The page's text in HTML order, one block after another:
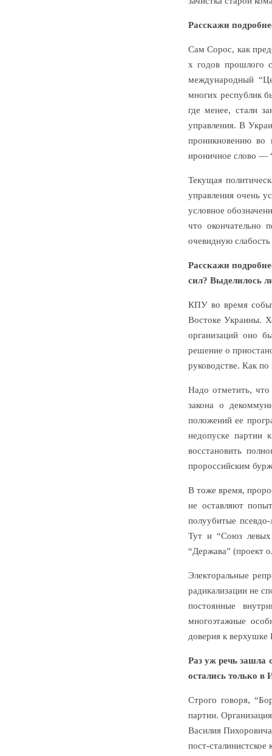
Расскажи
Сам Сорос, как
х годов прошлого
международный
многих республик
где менее, стали
управления. В
проникновению во
ироничное слово —
Текущая
управления очень
условное
что окончательно
очевидную
Расскажи
сил? Выделилось
КПУ во время
Востоке Украины.
организаций оно
решение о
руководстве. Как
Надо отметить,
закона о
положений ее
недопуске партии
восстановить
пророссийским
В тоже время,
не оставляют
полуубитые
Тут и “Союз левых
“Держава” (проект
Электоральные
радикализации не
постоянные
многоэтажные
доверия к
Раз уж речь зашла
остались только в
Строго говоря,
партии.
Василия
пост-